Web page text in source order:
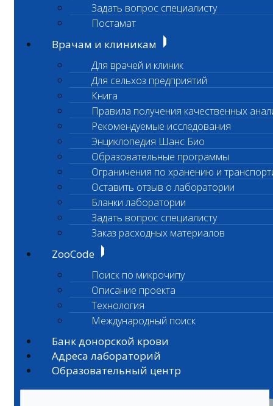
Задать вопрос специалисту
Постамат
Врачам и клиникам
Для врачей и клиник
Для сельхоз предприятий
Книга
Правила получения качественных
Рекомендуемые исследования
Энциклопедия Шанс Био
Образовательные программы
Ограничения по хранению и
Оставить отзыв о лаборатории
Бланки лаборатории
Задать вопрос специалисту
Заказ расходных материалов
ZooCode
Поиск по микрочипу
Описание проекта
Технология
Международный поиск
Банк донорской крови
Адреса лабораторий
Образовательный центр